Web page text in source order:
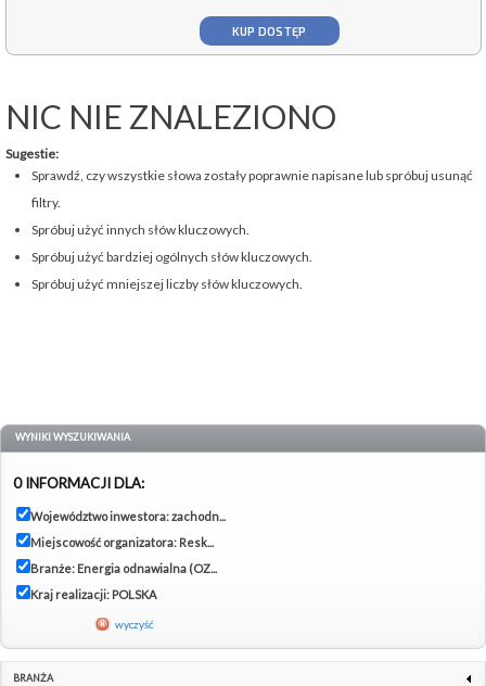
KUP DOSTĘP
NIC NIE ZNALEZIONO
Sugestie:
Sprawdź, czy wszystkie słowa zostały poprawnie napisane lub spróbuj usunąć
filtry.
Spróbuj użyć innych słów kluczowych.
Spróbuj użyć bardziej ogólnych słów kluczowych.
Spróbuj użyć mniejszej liczby słów kluczowych.
WYNIKI WYSZUKIWANIA
0 INFORMACJI DLA:
Województwo inwestora: zachodn...
Miejscowość organizatora: Resk...
Branże: Energia odnawialna (OZ...
Kraj realizacji: POLSKA
wyczyść
BRANŻA